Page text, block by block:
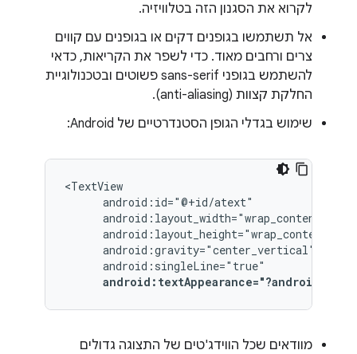
לקרוא את הסגנון הזה בטלוויזיה.
אל תשתמשו בגופנים דקים או בגופנים עם קווים
צרים ורחבים מאוד. כדי לשפר את הקריאות, כדאי
להשתמש בגופני sans-serif פשוטים ובטכנולוגיית
החלקת קצוות (anti-aliasing).
שימוש בגדלי הגופן הסטנדרטיים של Android:
android:textAppearance="?android:attr/
מוודאים שכל הווידג'טים של התצוגה גדולים